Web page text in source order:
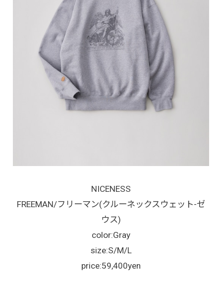
NICENESS
FREEMAN/フリーマン(クルーネックスウェット-ゼ
ウス)
color:Gray
size:S/M/L
price:59,400yen